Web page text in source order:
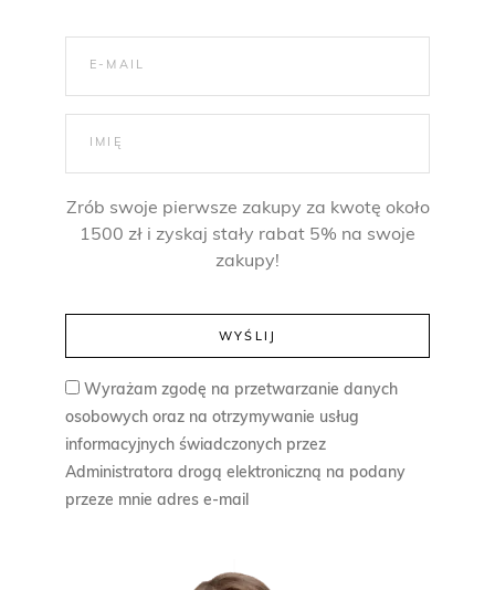
Zrób swoje pierwsze zakupy za kwotę około
1500 zł i zyskaj stały rabat 5% na swoje
zakupy!
Wyrażam zgodę na przetwarzanie danych
osobowych oraz na otrzymywanie usług
informacyjnych świadczonych przez
Administratora drogą elektroniczną na podany
przeze mnie adres e-mail